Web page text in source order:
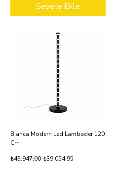
Sepete Ekle
Bianca Modern Led Lambader 120
Cm
Normal Fiyat
₺45.947,00 İndirimli Fiyat
₺39.054,95